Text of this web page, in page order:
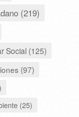
(219)
Social (125)
(97)
(25)